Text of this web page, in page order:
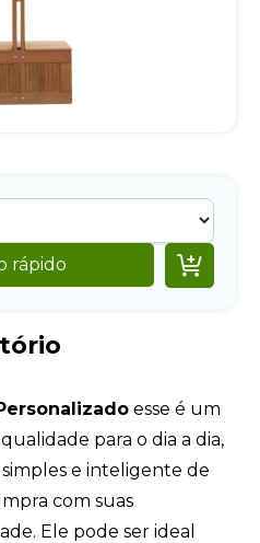
rápido 
esse é um
para o dia a dia,
e inteligente de
com suas
Ele pode ser ideal